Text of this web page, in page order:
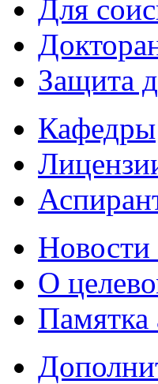
Для
Защита
Кафедры
Новости
О
Памятка